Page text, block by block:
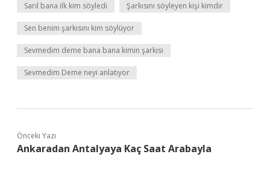
Sarıl bana ilk kim söyledi Şarkısını söyleyen kişi kimdir
Sen benim şarkısını kim söylüyor
Sevmedim deme bana bana kimin şarkısı
Sevmedim Deme neyi anlatıyor
Önceki Yazı
Ankaradan Antalyaya Kaç Saat Arabayla